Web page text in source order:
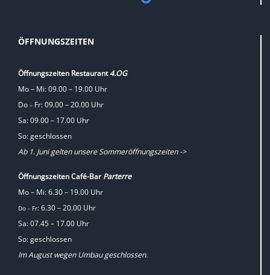
ÖFFNUNGSZEITEN
Öffnungszeiten Restaurant4.OG
Mo – Mi: 09.00 – 19.00 Uhr
Do – Fr: 09.00 – 20.00 Uhr
Sa: 09.00 – 17.00 Uhr
So: geschlossen
Ab 1. Juni gelten unsere Sommeröffnungszeiten ->
Öffnungszeiten Café-BarParterre
Mo – Mi: 6.30 – 19.00 Uhr
Do – Fr: 6.30 – 20.00 Uhr
Sa: 07.45 – 17.00 Uhr
So: geschlossen
Im August wegen Umbau geschlossen.